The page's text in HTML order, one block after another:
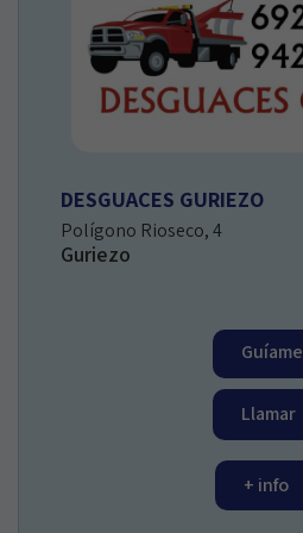
DESGUACES GURIEZO
Polígono Rioseco, 4
Guriezo
Guíame
Llamar
+ info